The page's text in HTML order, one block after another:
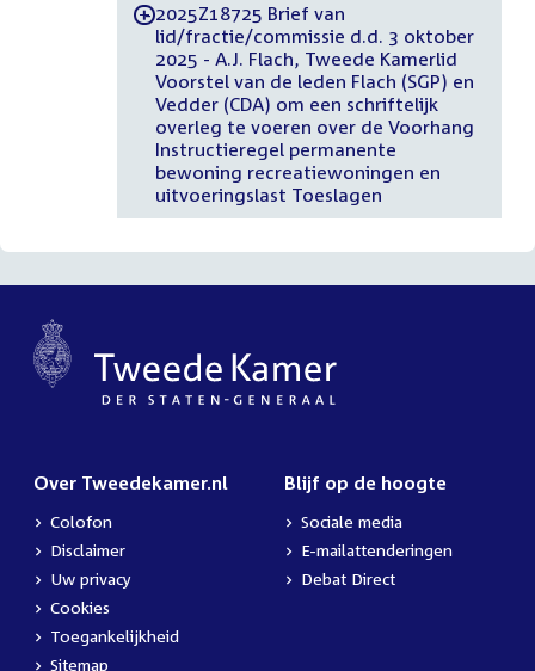
-2025Z18725 Brief van
lid/fractie/commissie d.d. 3 oktober
2025 - A.J. Flach, Tweede Kamerlid
Voorstel van de leden Flach (SGP) en
Vedder (CDA) om een schriftelijk
overleg te voeren over de Voorhang
Instructieregel permanente
bewoning recreatiewoningen en
uitvoeringslast Toeslagen
Over Tweedekamer.nl
Colofon
Disclaimer
Uw privacy
Cookies
Toegankelijkheid
Sitemap
Blijf op de hoogte
Sociale media
E-mailattenderingen
Debat Direct